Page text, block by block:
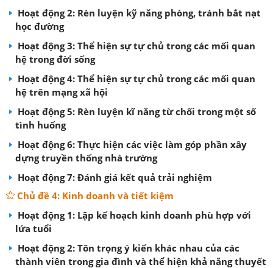
Hoạt động 2: Rèn luyện kỹ năng phòng, tránh bắt nạt
học đường
Hoạt động 3: Thể hiện sự tự chủ trong các mối quan
hệ trong đời sống
Hoạt động 4: Thể hiện sự tự chủ trong các mối quan
hệ trên mạng xã hội
Hoạt động 5: Rèn luyện kĩ năng từ chối trong một số
tình huống
Hoạt động 6: Thực hiện các việc làm góp phần xây
dựng truyền thống nhà trường
Hoạt động 7: Đánh giá kết quả trải nghiệm
Chủ đề 4: Kinh doanh và tiết kiệm
Hoạt động 1: Lập kế hoạch kinh doanh phù hợp với
lứa tuổi
Hoạt động 2: Tôn trọng ý kiến khác nhau của các
thành viên trong gia đình và thể hiện khả năng thuyết